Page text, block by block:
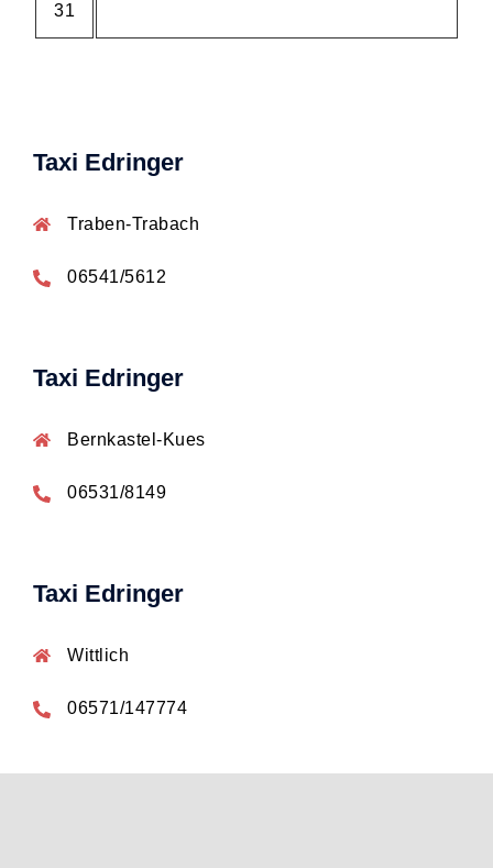
31
Taxi Edringer
Traben-Trabach
06541/5612
Taxi Edringer
Bernkastel-Kues
06531/8149
Taxi Edringer
Wittlich
06571/147774